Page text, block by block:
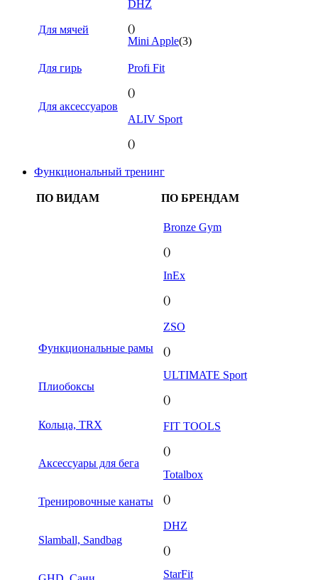
Для мячей
Для гирь
Для аксессуаров
DHZ
()
Mini Apple(3)
Profi Fit
()
ALIV Sport
()
Функциональный тренинг
ПО ВИДАМ ПО БРЕНДАМ
Функциональные рамы
Плиобоксы
Кольца, TRX
Аксессуары для бега
Тренировочные канаты
Slamball, Sandbag
Bronze Gym
()
InEx
()
ZSO
()
ULTIMATE Sport
()
FIT TOOLS
()
Totalbox
()
DHZ
()
StarFit